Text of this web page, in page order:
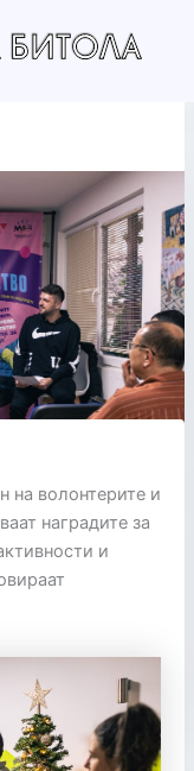
на волонтерите и
наградите за
и